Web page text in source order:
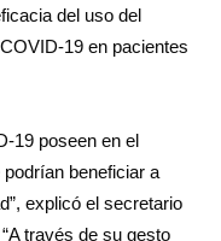
del uso del
19 en pacientes
19 poseen en el
beneficiar a
explicó el secretario
través de su gesto